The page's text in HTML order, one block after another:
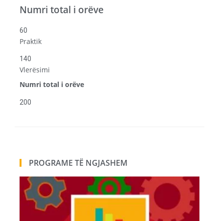
Numri total i orëve
60
Praktik
140
Vlerësimi
Numri total i orëve
200
PROGRAME TË NGJASHEM